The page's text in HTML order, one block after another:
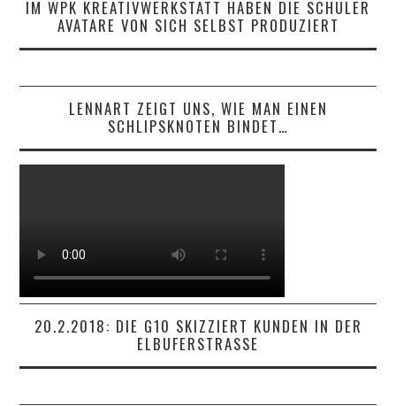
IM WPK KREATIVWERKSTATT HABEN DIE SCHÜLER
AVATARE VON SICH SELBST PRODUZIERT
LENNART ZEIGT UNS, WIE MAN EINEN
SCHLIPSKNOTEN BINDET…
20.2.2018: DIE G10 SKIZZIERT KUNDEN IN DER
ELBUFERSTRASSE